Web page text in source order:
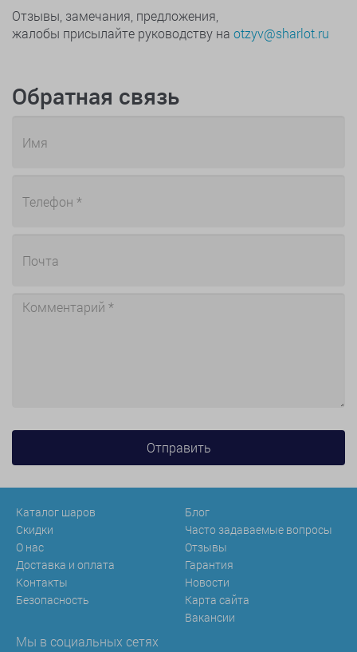
Отзывы, замечания, предложения,
жалобы присылайте руководству на otzyv@sharlot.ru
Обратная связь
Каталог шаров
Скидки
О нас
Доставка и оплата
Контакты
Безопасность
Блог
Часто задаваемые вопросы
Отзывы
Гарантия
Новости
Карта сайта
Вакансии
Мы в социальных сетях